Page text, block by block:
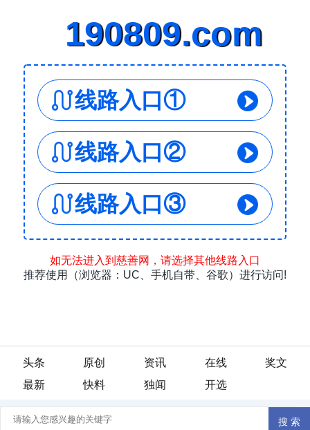
头条 原创 资讯 在线
奖文
最新
快料 独闻 开选